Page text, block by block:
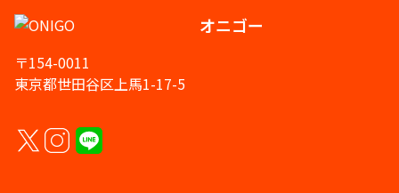
オニゴー
〒154-0011
東京都世田谷区上馬1-17-5